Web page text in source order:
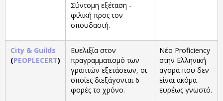
Σύντομη εξέταση -
φιλική προς τον
σπουδαστή.
City & Guilds
(PEOPLECERT)
Ευελιξία στον
πραγραμματισμό των
γραπτών εξετάσεων, οι
οποίες διεξάγονται 6
φορές το χρόνο.
Νέο Proficiency
στην Ελληνική
αγορά που δεν
είναι ακόμα
ευρέως γνωστό.